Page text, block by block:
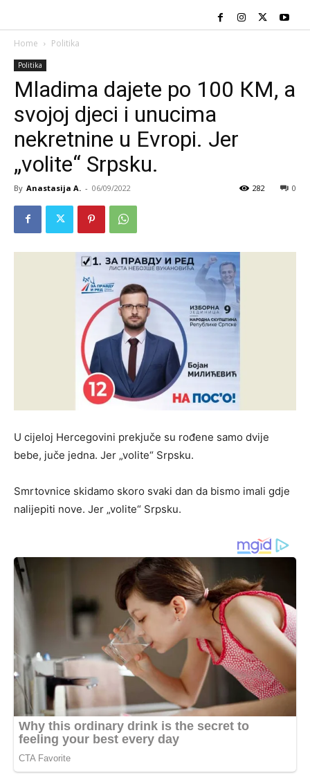
Home Politika
Politika
Mladima dajete po 100 КM, a
svojoj djeci i unucima
nekretnine u Evropi. Jer
„volite“ Srpsku.
By Anastasija A. - 06/09/2022 0
282
U cijeloj Hercegovini prekjuče su rođene samo dvije
bebe, juče jedna. Jer „volite“ Srpsku.
Smrtovnice skidamo skoro svaki dan da bismo imali gdje
nalijepiti nove. Jer „volite“ Srpsku.